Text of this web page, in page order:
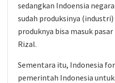
sedangkan Indoensia negara
sudah produksinya (industri)
produknya bisa masuk pasar
Rizal.
Sementara itu, Indonesia
pemerintah Indonesia